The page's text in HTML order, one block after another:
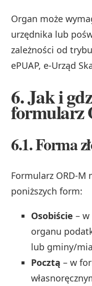
Organ może
urzędnika lub
zależności od
ePUAP, e‑Urząd
6. Jak i
formularz
6.1. Forma
Formularz ORD‑M
poniższych form:
Osobiście – w
organu
lub gminy/
Pocztą – w